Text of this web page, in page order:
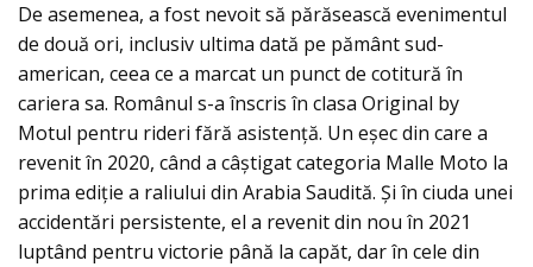
De asemenea, a fost nevoit să părăsească evenimentul
de două ori, inclusiv ultima dată pe pământ sud-
american, ceea ce a marcat un punct de cotitură în
cariera sa. Românul s-a înscris în clasa Original by
Motul pentru rideri fără asistență. Un eșec din care a
revenit în 2020, când a câștigat categoria Malle Moto la
prima ediție a raliului din Arabia Saudită. Şi în ciuda unei
accidentări persistente, el a revenit din nou în 2021
luptând pentru victorie până la capăt, dar în cele din